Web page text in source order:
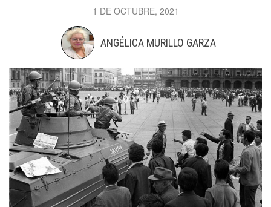
1 DE OCTUBRE, 2021
ANGÉLICA MURILLO GARZA